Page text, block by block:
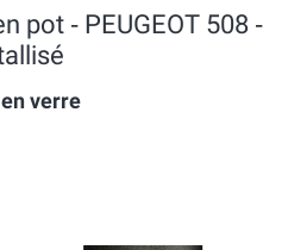
pot ‐ PEUGEOT 508 ‐
verre